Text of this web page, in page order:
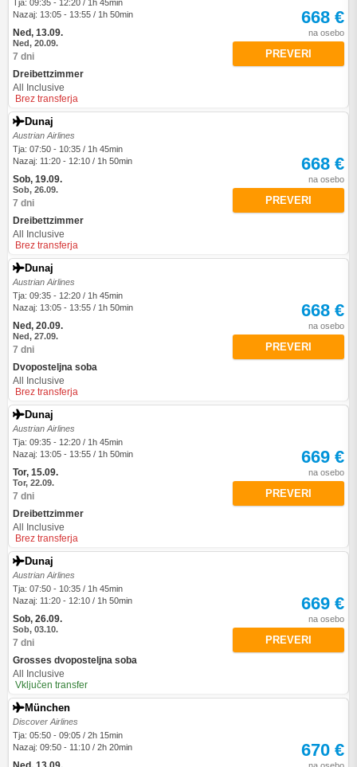
Tja: 09:35 - 12:20 / 1h 45min
Nazaj: 13:05 - 13:55 / 1h 50min
Ned, 13.09.
Ned, 20.09.
7 dni
Dreibettzimmer
All Inclusive
Brez transferja
668 €
na osebo
PREVERI
Dunaj
Austrian Airlines
Tja: 07:50 - 10:35 / 1h 45min
Nazaj: 11:20 - 12:10 / 1h 50min
Sob, 19.09.
Sob, 26.09.
7 dni
Dreibettzimmer
All Inclusive
Brez transferja
668 €
na osebo
PREVERI
Dunaj
Austrian Airlines
Tja: 09:35 - 12:20 / 1h 45min
Nazaj: 13:05 - 13:55 / 1h 50min
Ned, 20.09.
Ned, 27.09.
7 dni
Dvoposteljna soba
All Inclusive
Brez transferja
668 €
na osebo
PREVERI
Dunaj
Austrian Airlines
Tja: 09:35 - 12:20 / 1h 45min
Nazaj: 13:05 - 13:55 / 1h 50min
Tor, 15.09.
Tor, 22.09.
7 dni
Dreibettzimmer
All Inclusive
Brez transferja
669 €
na osebo
PREVERI
Dunaj
Austrian Airlines
Tja: 07:50 - 10:35 / 1h 45min
Nazaj: 11:20 - 12:10 / 1h 50min
Sob, 26.09.
Sob, 03.10.
7 dni
Grosses dvoposteljna soba
All Inclusive
Vključen transfer
669 €
na osebo
PREVERI
München
Discover Airlines
Tja: 05:50 - 09:05 / 2h 15min
Nazaj: 09:50 - 11:10 / 2h 20min
670 €